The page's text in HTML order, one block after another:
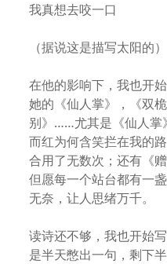
我真想去咬一口
（据说这是描写太阳的）
在他的影响下，我也开
她的《仙人掌》，《双
别》……尤其是《仙人掌
而红为何含笑拦在我的
合用了无数次；还有《
但愿每一个站台都有一
无奈，让人思绪万千。
读诗还不够，我也开始
是半天憋出一句，剩下